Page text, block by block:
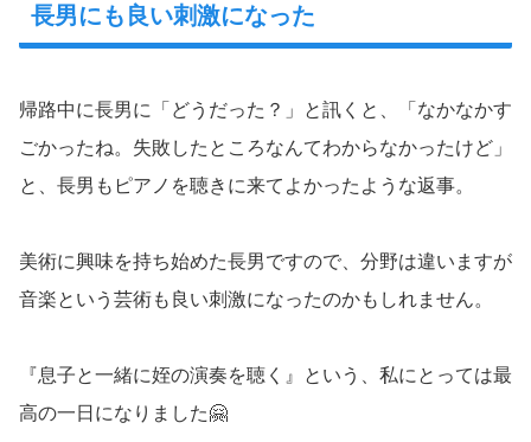
長男にも良い刺激になった
帰路中に長男に「どうだった？」と訊くと、「なかなかす
ごかったね。失敗したところなんてわからなかったけど」
と、長男もピアノを聴きに来てよかったような返事。
美術に興味を持ち始めた長男ですので、分野は違いますが
音楽という芸術も良い刺激になったのかもしれません。
『息子と一緒に姪の演奏を聴く』という、私にとっては最
高の一日になりました🤗